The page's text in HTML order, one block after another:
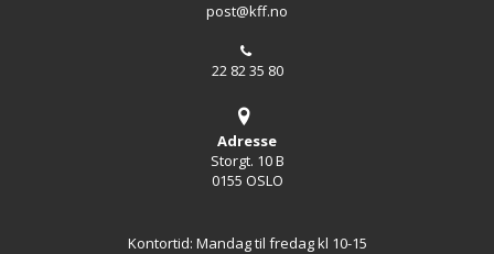
post@kff.no
22 82 35 80
Adresse
Storgt. 10 B
0155 OSLO
Kontortid: Mandag til fredag kl 10-15